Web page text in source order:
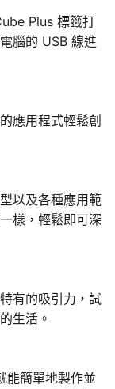
Plus 標籤打
腦的 USB 線進
應用程式輕鬆創
以及各種應用範
樣，輕鬆即可深
有的吸引力，試
生活。
能簡單地製作並